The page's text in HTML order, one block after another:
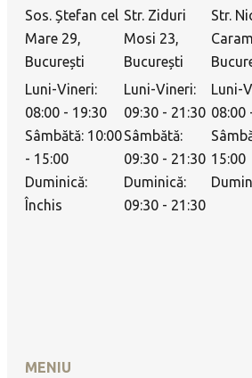
Sos. Ștefan cel
Mare 29,
București
Luni-Vineri:
08:00 - 19:30
Sâmbătă: 10:00
- 15:00
Duminică:
Închis
Str. Ziduri
Mosi 23,
București
Luni-Vineri:
09:30 - 21:30
Sâmbătă:
09:30 - 21:30
Duminică:
09:30 - 21:30
Str.
Luni-
08:00
15:00
MENIU